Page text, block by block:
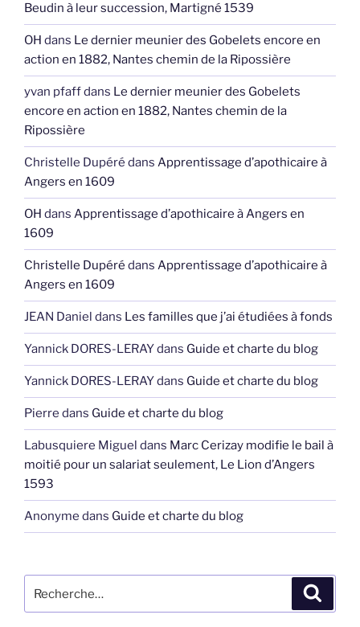
Beudin à leur succession, Martigné 1539
OH dans Le dernier meunier des Gobelets encore en
action en 1882, Nantes chemin de la Ripossière
yvan pfaffdans Le dernier meunier des Gobelets
encore en action en 1882, Nantes chemin de la
Ripossière
Christelle Dupéré dans Apprentissage d’apothicaire à
Angers en 1609
OH dans Apprentissage d’apothicaire à Angers en
1609
Christelle Dupéré dans Apprentissage d’apothicaire à
Angers en 1609
JEAN Daniel dans Les familles que j’ai étudiées à fonds
Yannick DORES-LERAYdans Guide et charte du blog
Yannick DORES-LERAYdans Guide et charte du blog
Pierre dans Guide et charte du blog
Labusquiere Miguel dans Marc Cerizay modifie le bail à
moitié pour un salariat seulement, Le Lion d’Angers
1593
Anonyme dans Guide et charte du blog
pour